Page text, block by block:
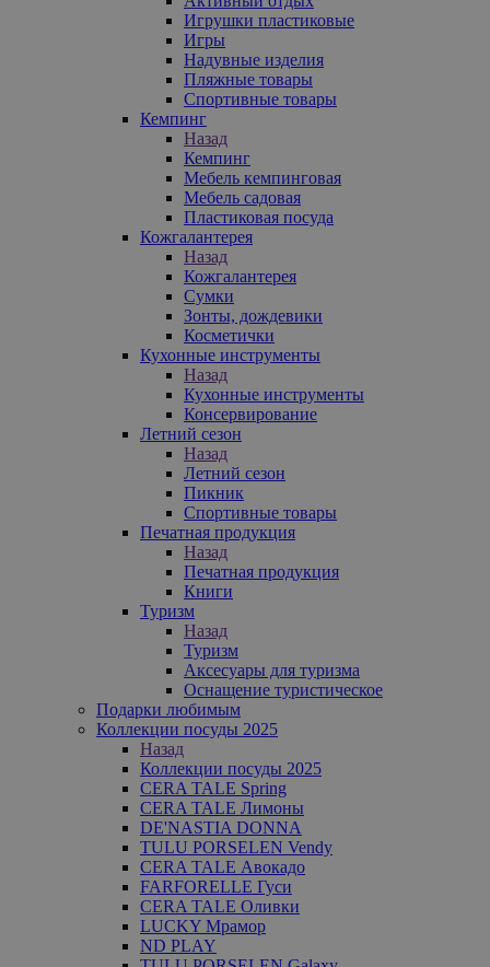
Игрушки пластиковые
Игры
Надувные изделия
Пляжные товары
Спортивные товары
Кемпинг
Назад
Кемпинг
Мебель кемпинговая
Мебель садовая
Пластиковая посуда
Кожгалантерея
Назад
Кожгалантерея
Сумки
Зонты, дождевики
Косметички
Кухонные инструменты
Назад
Кухонные инструменты
Консервирование
Летний сезон
Назад
Летний сезон
Пикник
Спортивные товары
Печатная продукция
Назад
Печатная продукция
Книги
Туризм
Назад
Туризм
Аксесуары для туризма
Оснащение туристическое
Подарки любимым
Коллекции посуды 2025
Назад
Коллекции посуды 2025
CERA TALE Spring
CERA TALE Лимоны
DE'NASTIA DONNA
TULU PORSELEN Vendy
CERA TALE Авокадо
FARFORELLE Гуси
CERA TALE Оливки
LUCKY Мрамор
ND PLAY